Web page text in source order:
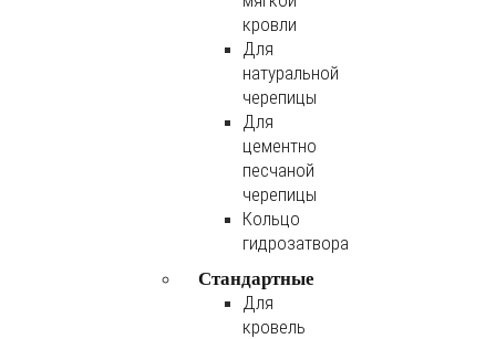
кровли
Для
натуральной
черепицы
Для
цементно
песчаной
черепицы
Кольцо
гидрозатвора
Стандартные
Для
кровель